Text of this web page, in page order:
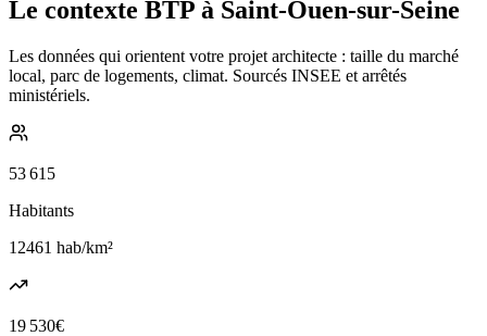
Le contexte BTP à Saint-Ouen-sur-Seine
Les données qui orientent votre projet architecte : taille du marché
local, parc de logements, climat. Sourcés INSEE et arrêtés
ministériels.
53 615
Habitants
12461 hab/km²
19 530€